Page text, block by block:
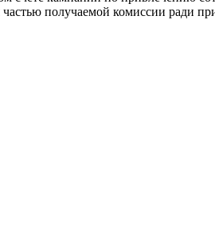
получаемой комиссии ради